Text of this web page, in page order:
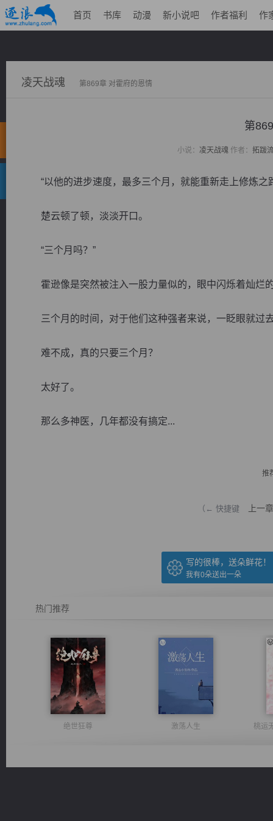
首页 书库 动漫 新小说吧 作者福利 作
凌天战魂 第869章 对霍府的恩情
第
小说： 凌天战魂作者： 拓跋
“以他的进步速度，最多三个月，就能重新走上修炼之
楚云顿了顿，淡淡开口。
“三个月吗？”
霍逊像是突然被注入一股力量似的，眼中闪烁着灿烂
三个月的时间，对于他们这种强者来说，一眨眼就过
难不成，真的只要三个月？
太好了。
那么多神医，几年都没有搞定...
推
（← 快捷键 上一章
写的很棒，送朵鲜花！
我有0朵送出一朵
热门推荐
绝世狂尊 激荡人生 桃运